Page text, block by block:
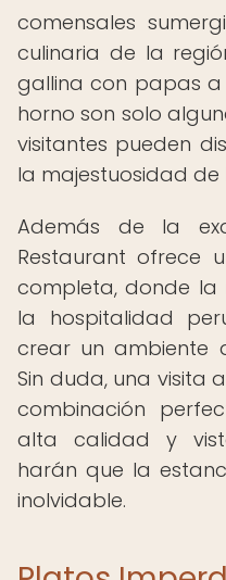
comensales
culinaria de la
gallina con papas
horno son solo
visitantes pueden
la majestuosidad de
Además de la
Restaurant ofrece
completa, donde la
la hospitalidad
crear un ambiente
Sin duda, una visita
combinación
alta calidad y
harán que la
inolvidable.